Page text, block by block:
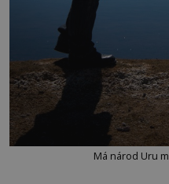
Má národ Uru